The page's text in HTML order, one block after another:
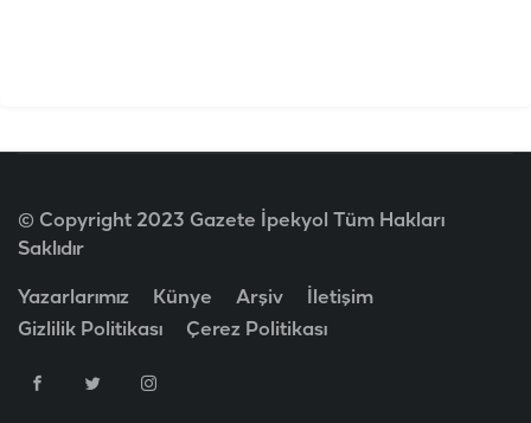
© Copyright 2023 Gazete İpekyol Tüm Hakları
Saklıdır
Yazarlarımız Künye Arşiv
İletişim
Gizlilik Politikası
Çerez Politikası